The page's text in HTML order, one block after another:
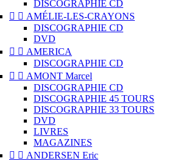
DISCOGRAPHIE CD
  AMÉLIE-LES-CRAYONS
DISCOGRAPHIE CD
DVD
  AMERICA
DISCOGRAPHIE CD
  AMONT Marcel
DISCOGRAPHIE CD
DISCOGRAPHIE 45 TOURS
DISCOGRAPHIE 33 TOURS
DVD
LIVRES
MAGAZINES
  ANDERSEN Eric